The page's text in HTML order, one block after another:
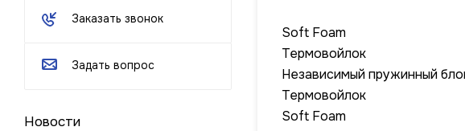
Soft Foam
Термовойлок
Независимый пружинный
Термовойлок
Soft Foam
Заказать звонок
Задать вопрос
Новости